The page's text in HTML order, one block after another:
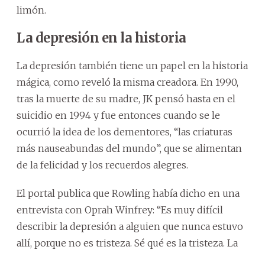
limón.
La depresión en la historia
La depresión también tiene un papel en la historia
mágica, como reveló la misma creadora. En 1990,
tras la muerte de su madre, JK pensó hasta en el
suicidio en 1994 y fue entonces cuando se le
ocurrió la idea de los dementores, “las criaturas
más nauseabundas del mundo”, que se alimentan
de la felicidad y los recuerdos alegres.
El portal publica que Rowling había dicho en una
entrevista con Oprah Winfrey: “Es muy difícil
describir la depresión a alguien que nunca estuvo
allí, porque no es tristeza. Sé qué es la tristeza. La